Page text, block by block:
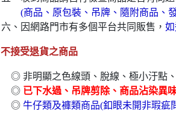
(商品、原包裝、吊牌、隨附商品、
六、因網路門市有多個平台共同販售，
不接受退貨之商品
◎ 非明顯之色線頭、脫線、極小汙點
◎ 已下水過、吊牌剪除、商品沾染異
◎ 牛仔類及褲類商品(釦眼未開非瑕疵